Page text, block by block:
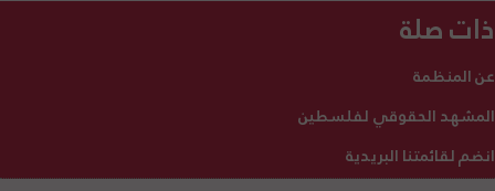
ذات صلة
عن المنظمة
المشهد الحقوقي لفلسطين
انضم لقائمتنا البريدية